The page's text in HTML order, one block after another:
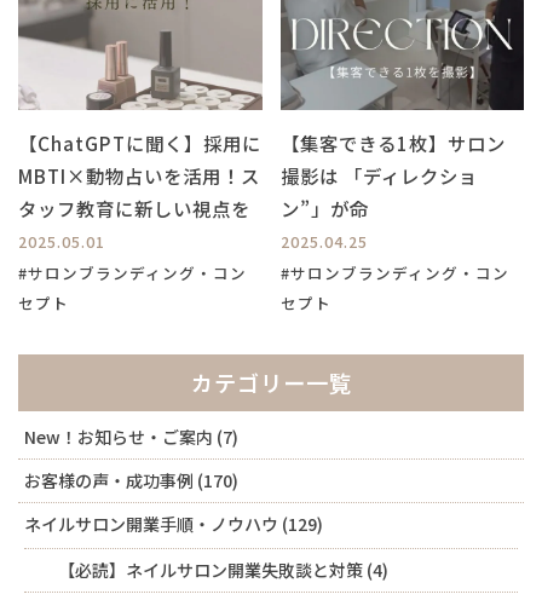
【ChatGPTに聞く】採用に
MBTI×動物占いを活用！ス
タッフ教育に新しい視点を
2025.05.01
#サロンブランディング・コン
セプト
【集客できる1枚】サロン
撮影は 「ディレクショ
ン”」が命
2025.04.25
#サロンブランディング・コン
セプト
カテゴリー一覧
New！お知らせ・ご案内 (7)
お客様の声・成功事例 (170)
ネイルサロン開業手順・ノウハウ (129)
【必読】ネイルサロン開業失敗談と対策 (4)